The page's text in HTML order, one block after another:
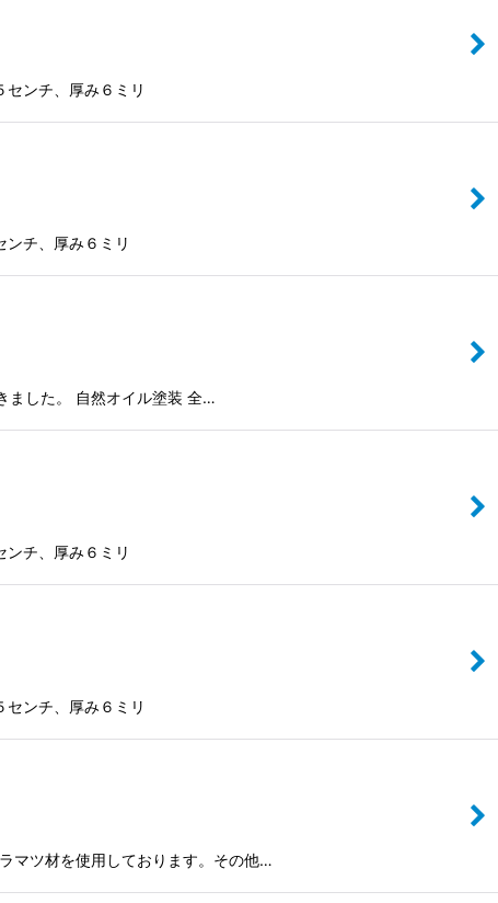
ンチ、厚み６ミリ
チ、厚み６ミリ
ました。 自然オイル塗装 全…
チ、厚み６ミリ
ンチ、厚み６ミリ
マツ材を使用しております。その他…